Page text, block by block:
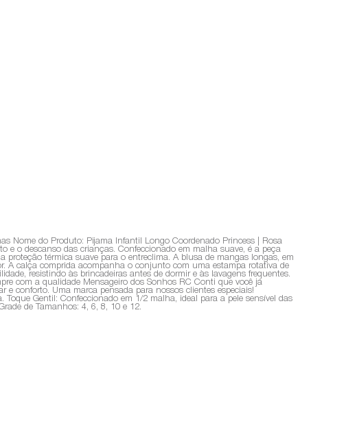
Nome do Produto: Pijama Infantil Longo Coordenado Princess | Rosa
e o descanso das crianças. Confeccionado em malha suave, é a peça
proteção térmica suave para o entreclima. A blusa de mangas longas, em
A calça comprida acompanha o conjunto com uma estampa rotativa de
resistindo às brincadeiras antes de dormir e às lavagens frequentes.
com a qualidade Mensageiro dos Sonhos RC Conti que você já
e conforto. Uma marca pensada para nossos clientes especiais!
Gentil: Confeccionado em 1/2 malha, ideal para a pele sensível das
de Tamanhos: 4, 6, 8, 10 e 12.